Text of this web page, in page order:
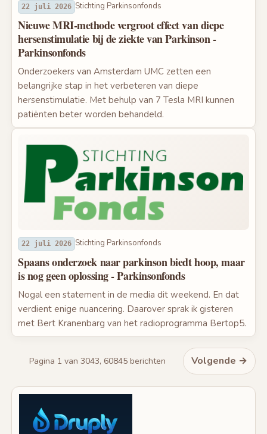
22 juli 2026 Stichting Parkinsonfonds
Nieuwe MRI-methode vergroot effect van diepe
hersenstimulatie bij de ziekte van Parkinson -
Parkinsonfonds
Onderzoekers van Amsterdam UMC zetten een
belangrijke stap in het verbeteren van diepe
hersenstimulatie. Met behulp van 7 Tesla MRI kunnen
patiënten beter worden behandeld.
22 juli 2026 Stichting Parkinsonfonds
Spaans onderzoek naar parkinson biedt hoop, maar
is nog geen oplossing - Parkinsonfonds
Nogal een statement in de media dit weekend. En dat
verdient enige nuancering. Daarover sprak ik gisteren
met Bert Kranenbarg van het radioprogramma Bertop5.
Pagina 1 van 3043, 60845 berichten Volgende →